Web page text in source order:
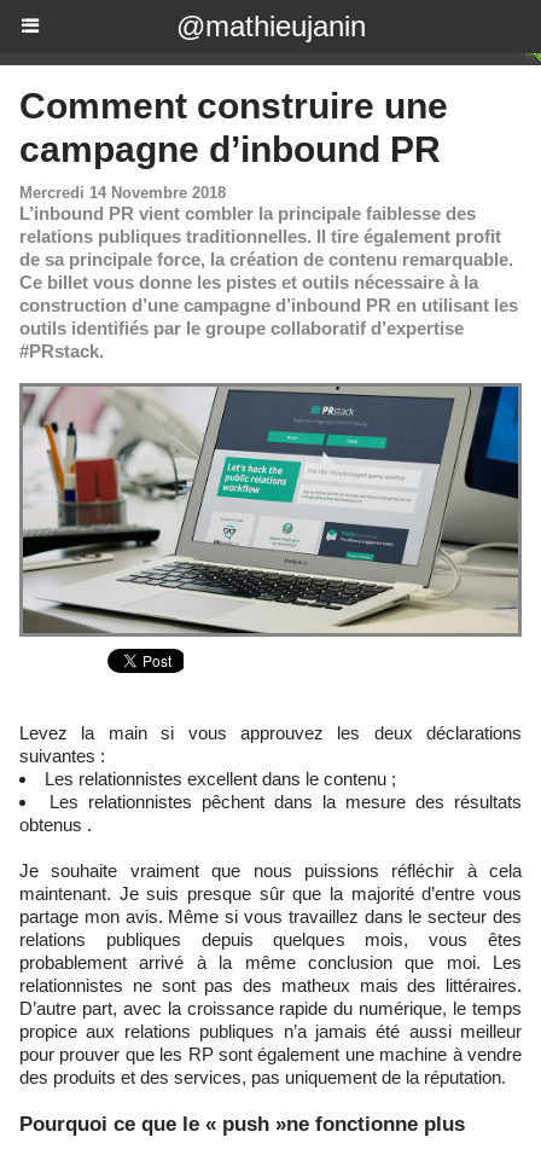
@mathieujanin
Comment construire une
campagne d’inbound PR
Mercredi 14 Novembre 2018
L’inbound PR vient combler la principale faiblesse des
relations publiques traditionnelles. Il tire également profit
de sa principale force, la création de contenu remarquable.
Ce billet vous donne les pistes et outils nécessaire à la
construction d’une campagne d’inbound PR en utilisant les
outils identifiés par le groupe collaboratif d’expertise
#PRstack.
Levez la main si vous approuvez les deux déclarations
suivantes :
Les relationnistes excellent dans le contenu ;
Les relationnistes pêchent dans la mesure des résultats
obtenus .
Je souhaite vraiment que nous puissions réfléchir à cela
maintenant. Je suis presque sûr que la majorité d’entre vous
partage mon avis. Même si vous travaillez dans le secteur des
relations publiques depuis quelques mois, vous êtes
probablement arrivé à la même conclusion que moi. Les
relationnistes ne sont pas des matheux mais des littéraires.
D’autre part, avec la croissance rapide du numérique, le temps
propice aux relations publiques n’a jamais été aussi meilleur
pour prouver que les RP sont également une machine à vendre
des produits et des services, pas uniquement de la réputation.
Pourquoi ce que le « push »ne fonctionne plus